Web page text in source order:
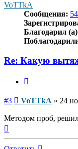
VoTTkA
Сообщения: 54
Благодарил
Re: Какую
#3 Сообщение
VoTTkA » 24
Методом проб, решил
началу